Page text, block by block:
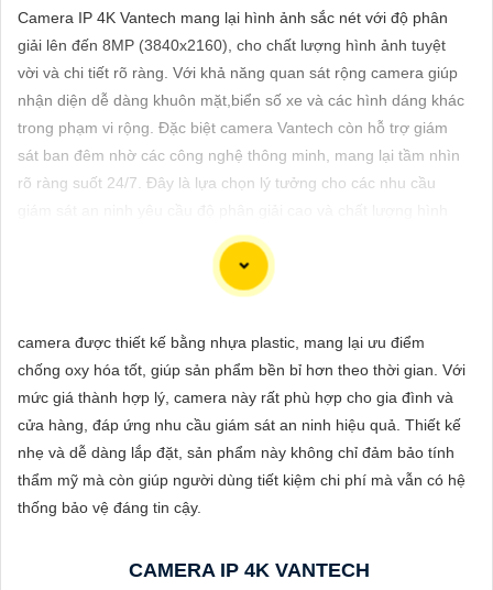
TƯ
VẤN
LẮP
ĐẶT
VẤN
VỤ
Camera IP 4K Vantech mang lại hình ảnh sắc nét với độ phân
giải lên đến 8MP (3840x2160), cho chất lượng hình ảnh tuyệt
vời và chi tiết rõ ràng. Với khả năng quan sát rộng camera giúp
nhận diện dễ dàng khuôn mặt,biển số xe và các hình dáng khác
trong phạm vi rộng. Đặc biệt camera Vantech còn hỗ trợ giám
sát ban đêm nhờ các công nghệ thông minh, mang lại tầm nhìn
rõ ràng suốt 24/7. Đây là lựa chọn lý tưởng cho các nhu cầu
đủ không gian để lưu trữ video quan trọng một cách dễ dàng và
an toàn. Đầu ghi này được thiết kế để đáp ứng nhu cầu sử dụng
thương hiệu uy tín trên thị trường như Hikvision, Dahua,
camera được thiết kế bằng nhựa plastic, mang lại ưu điểm
chống oxy hóa tốt, giúp sản phẩm bền bỉ hơn theo thời gian. Với
mức giá thành hợp lý, camera này rất phù hợp cho gia đình và
cửa hàng, đáp ứng nhu cầu giám sát an ninh hiệu quả. Thiết kế
nhẹ và dễ dàng lắp đặt, sản phẩm này không chỉ đảm bảo tính
thẩm mỹ mà còn giúp người dùng tiết kiệm chi phí mà vẫn có hệ
thống bảo vệ đáng tin cậy.
CAMERA IP 4K VANTECH